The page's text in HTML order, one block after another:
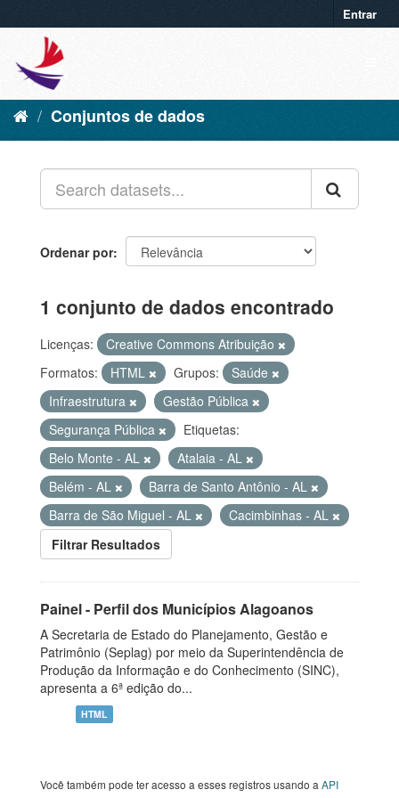
Entrar
Conjuntos de dados
Ordenar por
1 conjunto de dados encontrado
Licenças:
Creative Commons Atribuição
Formatos:
HTML Grupos:
Saúde
Infraestrutura
Gestão Pública
Segurança Pública
Etiquetas:
Belo Monte - AL
Atalaia - AL
Belém - AL
Barra de Santo Antônio - AL
Barra de São Miguel - AL
Cacimbinhas - AL
Filtrar Resultados
Painel - Perfil dos Municípios Alagoanos
A Secretaria de Estado do Planejamento, Gestão e
Patrimônio (Seplag) por meio da Superintendência de
Produção da Informação e do Conhecimento (SINC),
apresenta a 6ª edição do...
HTML
Você também pode ter acesso a esses registros usando a API